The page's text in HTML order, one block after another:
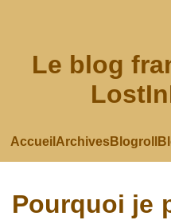
Le blog
Accueil ArchivesBlogroll
Pourquoi je